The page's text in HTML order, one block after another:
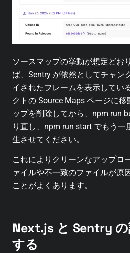
ソースマップの挙動が想定どお
ば、Sentry が依然としてチャン
イされたフレームを表示してい
クトの Source Maps ページに
ップを削除してから、npm run
り直し、npm run start でもう一
生させてください。
これによりクリーンなアップロ
ァイルや不一致のファイルが原
ことがよくあります。
Next.js と Sentry
する